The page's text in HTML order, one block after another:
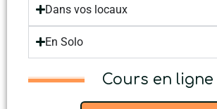
Dans vos locaux
En Solo
Cours en ligne